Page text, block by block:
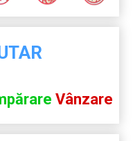
Vânzare